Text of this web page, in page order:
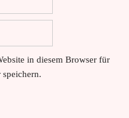
in diesem Browser für